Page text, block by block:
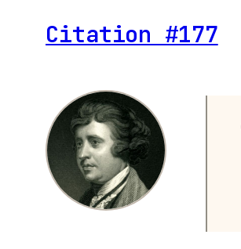
Citation #177